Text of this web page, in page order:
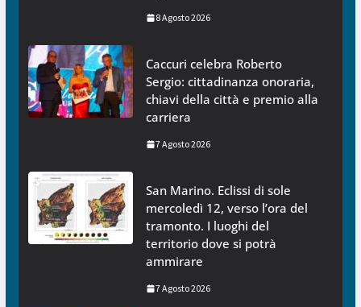
8 Agosto 2026
Caccuri celebra Roberto
Sergio: cittadinanza onoraria,
chiavi della città e premio alla
carriera
7 Agosto 2026
San Marino. Eclissi di sole
mercoledì 12, verso l’ora del
tramonto. I luoghi del
territorio dove si potrà
ammirare
7 Agosto 2026